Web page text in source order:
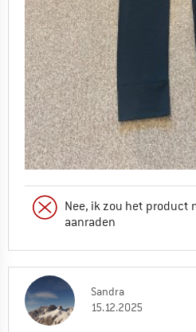
Nee, ik zou het product
aanraden
Sandra
15.12.2025